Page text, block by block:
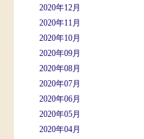
2020年12月
2020年11月
2020年10月
2020年09月
2020年08月
2020年07月
2020年06月
2020年05月
2020年04月